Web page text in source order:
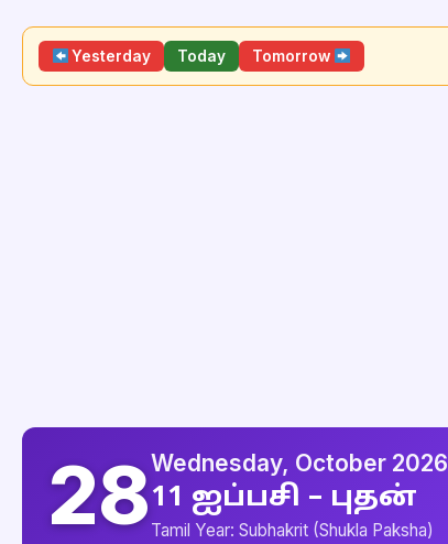
Yesterday Today Tomorrow
28Wednesday, October 2026
11 ஐப்பசி – புதன்
Tamil Year: Subhakrit (Shukla Paksha)